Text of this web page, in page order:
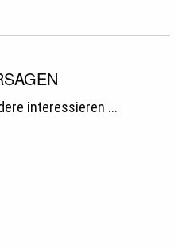
interessieren ...